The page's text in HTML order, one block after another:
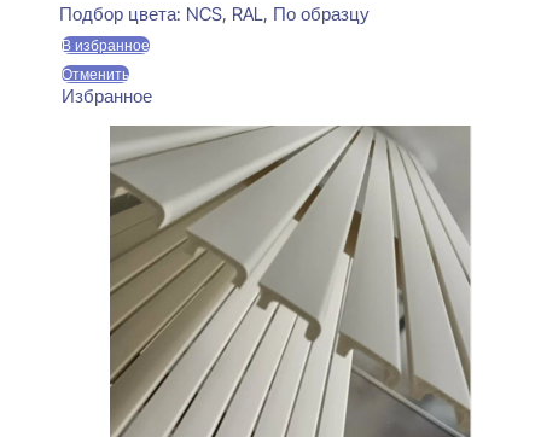
составляла
550 ₽.
470 ₽.
Подбор цвета: NCS, RAL, По образцу
В избранное
Отменить
Избранное